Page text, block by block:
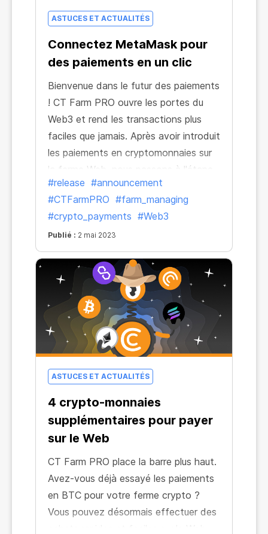
ASTUCES ET ACTUALITÉS
Connectez MetaMask pour
des paiements en un clic
Bienvenue dans le futur des paiements
! CT Farm PRO ouvre les portes du
Web3 et rend les transactions plus
faciles que jamais. Après avoir introduit
les paiements en cryptomonnaies sur
la ferme Web, nous passons à l'étape
suivante et mettons à votre
disposition davantage des outils
fournis par les technologies de chaînes
de blocs.
#release #announcement
#CTFarmPRO #farm_managing
#crypto_payments #Web3
Publié : 2 mai 2023
ASTUCES ET ACTUALITÉS
4 crypto-monnaies
supplémentaires pour payer
sur le Web
СT Farm PRO place la barre plus haut.
Avez-vous déjà essayé les paiements
en BTC pour votre ferme crypto ?
Vous pouvez désormais effectuer des